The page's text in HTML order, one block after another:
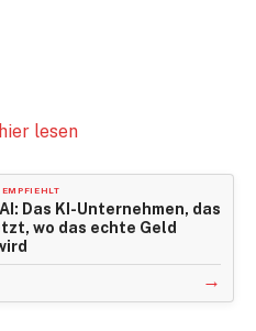
hier lesen
Das KI-Unternehmen, das
wo das echte Geld
→